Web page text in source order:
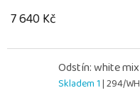
7 640 Kč
Odstín: white mix
Skladem 1| 294/